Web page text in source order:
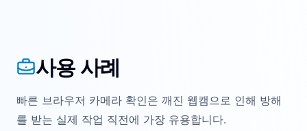
사용 사례
빠른 브라우저 카메라 확인은 깨진 웹캠으로 인해 방해
를 받는 실제 작업 직전에 가장 유용합니다.